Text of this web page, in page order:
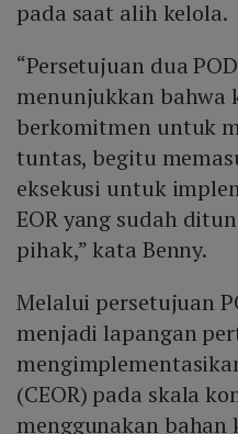
pada saat alih kelola.
“Persetujuan dua
menunjukkan bahwa
berkomitmen untuk
tuntas, begitu
eksekusi untuk
EOR yang sudah
pihak,” kata Benny.
Melalui persetujuan
menjadi lapangan
(CEOR) pada skala
menggunakan